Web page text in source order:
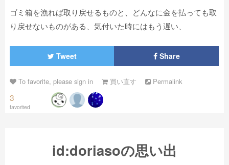
ゴミ箱を漁れば取り戻せるものと、どんなに金を払っても取
り戻せないものがある、気付いた時にはもう遅い、
Tweet Share
To favorite, please sign in 買い直す Permalink
3
favorited
id:doriasoの思い出